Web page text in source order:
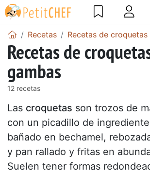
Recetas Recetas de croquetas
Recetas de
gambas
12 recetas
Las croquetas son trozos de
con un picadillo de
bañado en bechamel,
y pan rallado y fritas en
Suelen tener formas